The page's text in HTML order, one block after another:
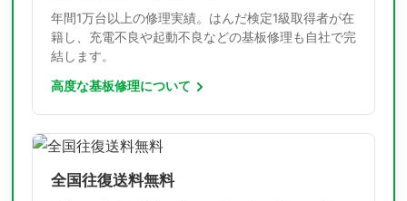
年間1万台以上の修理実績。はんだ検定1級取得者が在
籍し、充電不良や起動不良などの基板修理も自社で完
結します。
高度な基板修理について
全国往復送料無料